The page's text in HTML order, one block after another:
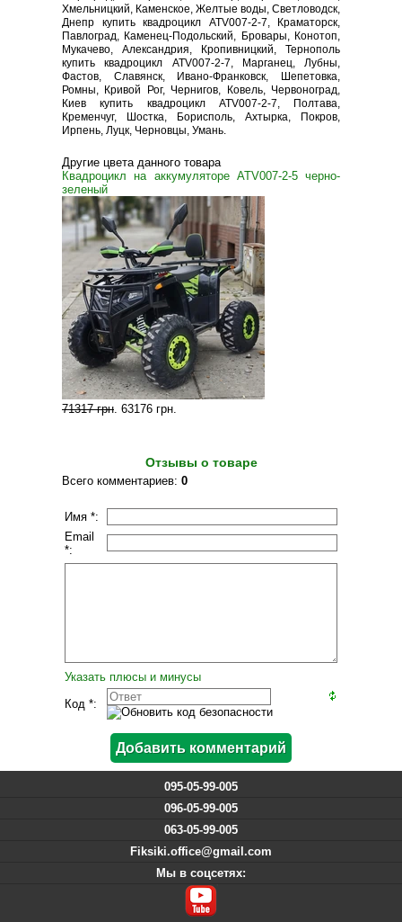
Хмельницкий, Каменское, Желтые воды, Светловодск,
Днепр купить квадроцикл ATV007-2-7, Краматорск,
Павлоград, Каменец-Подольский, Бровары, Конотоп,
Мукачево, Александрия, Кропивницкий, Тернополь
купить квадроцикл ATV007-2-7, Марганец, Лубны,
Фастов, Славянск, Ивано-Франковск, Шепетовка,
Ромны, Кривой Рог, Чернигов, Ковель, Червоноград,
Киев купить квадроцикл ATV007-2-7, Полтава,
Кременчуг, Шостка, Борисполь, Ахтырка, Покров,
Ирпень, Луцк, Черновцы, Умань.
Другие цвета данного товара
Квадроцикл на аккумуляторе ATV007-2-5 черно-
зеленый
71317 грн. 63176 грн.
Отзывы о товаре
Всего комментариев: 0
Имя *:
Email
*:
Указать плюсы и минусы
Код *:
095-05-99-005
096-05-99-005
063-05-99-005
Fiksiki.office@gmail.com
Мы в соцсетях: